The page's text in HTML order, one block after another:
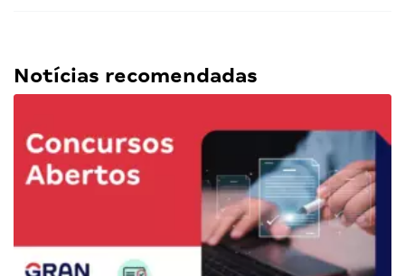
Notícias recomendadas